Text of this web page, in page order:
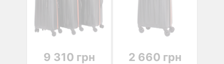
9 310 грн 2 660 грн